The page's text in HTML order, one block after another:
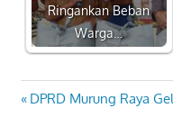
Ringankan Beban
Warga…
Navigasi
Previous
DPRD Murung Raya